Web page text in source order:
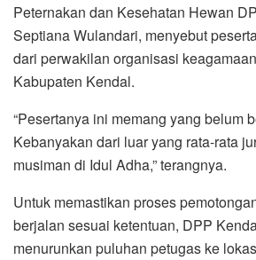
Peternakan dan Kesehatan Hewan
Septiana Wulandari, menyebut
dari perwakilan organisasi
Kabupaten Kendal.
“Pesertanya ini memang yang belum
Kebanyakan dari luar yang rata-rata
musiman di Idul Adha,” terangnya.
Untuk memastikan proses
berjalan sesuai ketentuan, DPP
menurunkan puluhan petugas ke